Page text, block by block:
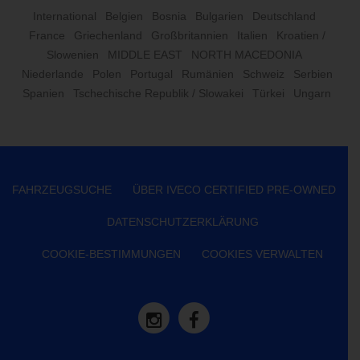
International Belgien Bosnia Bulgarien
Deutschland
France
Griechenland Großbritannien Italien
Kroatien /
Slowenien
MIDDLE EAST
NORTH MACEDONIA
Niederlande
Polen Portugal Rumänien Schweiz
Serbien
Spanien
Tschechische Republik / Slowakei Türkei Ungarn
FAHRZEUGSUCHE ÜBER IVECO CERTIFIED PRE-OWNED
DATENSCHUTZERKLÄRUNG
COOKIE-BESTIMMUNGEN COOKIES VERWALTEN